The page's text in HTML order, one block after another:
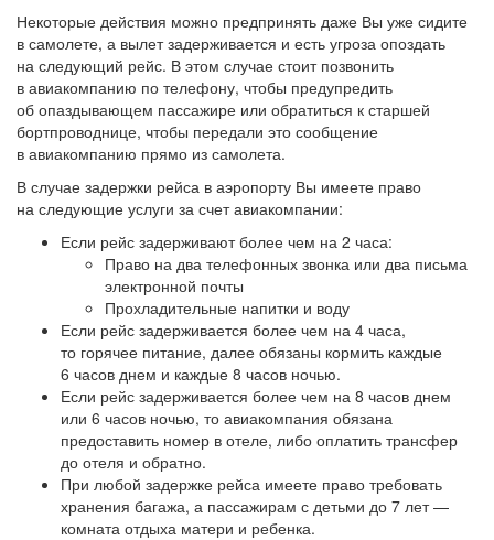
Некоторые действия можно предпринять даже Вы уже сидите
в самолете, а вылет задерживается и есть угроза опоздать
на следующий рейс. В этом случае стоит позвонить
в авиакомпанию по телефону, чтобы предупредить
об опаздывающем пассажире или обратиться к старшей
бортпроводнице, чтобы передали это сообщение
в авиакомпанию прямо из самолета.
В случае задержки рейса в аэропорту Вы имеете право
на следующие услуги за счет авиакомпании:
Если рейс задерживают более чем на 2 часа:
Право на два телефонных звонка или два письма
электронной почты
Прохладительные напитки и воду
Если рейс задерживается более чем на 4 часа,
то горячее питание, далее обязаны кормить каждые
6 часов днем и каждые 8 часов ночью.
Если рейс задерживается более чем на 8 часов днем
или 6 часов ночью, то авиакомпания обязана
предоставить номер в отеле, либо оплатить трансфер
до отеля и обратно.
При любой задержке рейса имеете право требовать
хранения багажа, а пассажирам с детьми до 7 лет —
комната отдыха матери и ребенка.